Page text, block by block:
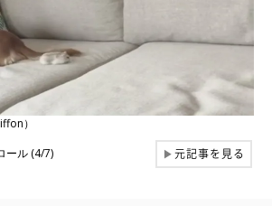
）
ール (4/7) ▶元記事を見る